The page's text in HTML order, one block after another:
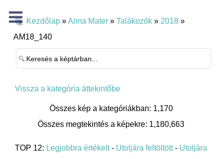
Kezdőlap »Alma Mater » Talákozók » 2018 »
AM18_140
Vissza a kategória áttekintőbe
Összes kép a kategóriákban: 1,170
Összes megtekintés a képekre: 1,180,663
TOP 12: Legjobbra értékelt- Utoljára feltöltött- Utoljára